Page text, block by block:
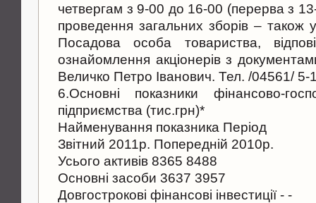
четвергам з 9-00 до 16-00 (перерва з
проведення загальних зборів – також
Посадова особа товариства,
ознайомлення акціонерів з
Величко Петро Іванович. Тел. /04561/ 5-
6.Основнi показники фiнансово-
пiдприємства (тис.грн)*
Найменування показника Перiод
Звiтний 2011р. Попередній 2010р.
Усього активiв 8365 8488
Основнi засоби 3637 3957
Довгостроковi фiнансовi інвестиції - -